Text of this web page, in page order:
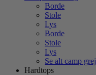
Borde
Stole
Lys
Borde
Stole
Lys
Se alt camp grej
Hardtops